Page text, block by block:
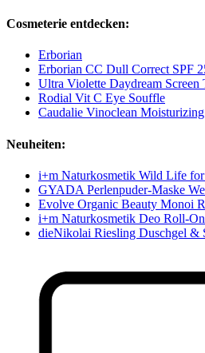
Cosmeterie entdecken:
Erborian
Erborian CC Dull Correct SPF
Ultra Violette Daydream Screen
Rodial Vit C Eye Souffle
Caudalie Vinoclean
Neuheiten:
i+m Naturkosmetik Wild Life
GYADA Perlenpuder-Maske
Evolve Organic Beauty Monoi
i+m Naturkosmetik Deo Roll-
dieNikolai Riesling Duschgel &